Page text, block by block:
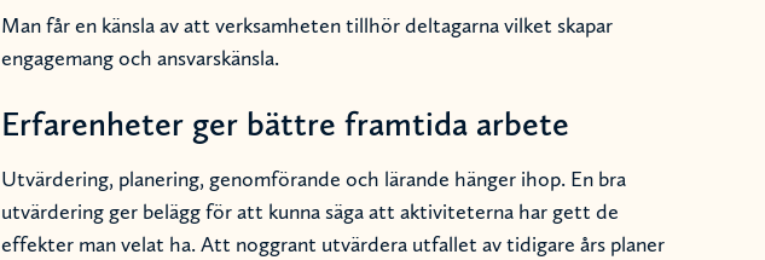
Man får en känsla av att verksamheten tillhör deltagarna vilket skapar
engagemang och ansvarskänsla.
Erfarenheter ger bättre framtida arbete
Utvärdering, planering, genomförande och lärande hänger ihop. En bra
utvärdering ger belägg för att kunna säga att aktiviteterna har gett de
effekter man velat ha. Att noggrant utvärdera utfallet av tidigare års planer